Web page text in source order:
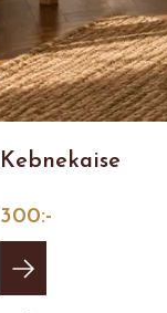
Kebnekaise
300:-